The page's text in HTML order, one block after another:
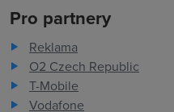
Pro partnery
Reklama
O2 Czech Republic
T-Mobile
Vodafone